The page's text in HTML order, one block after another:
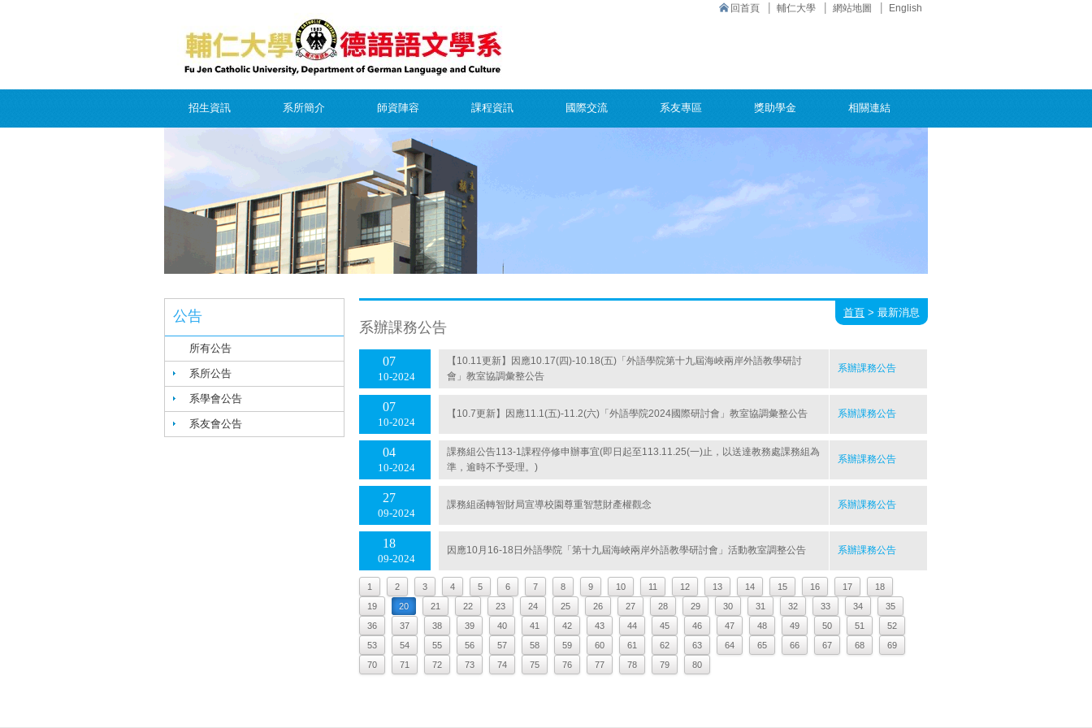
回首頁 輔仁大學 網站地圖 English
招生資訊 系所簡介 師資陣容 課程資訊 國際交流 系友專區 獎助學金 相關連結
公告
所有公告
系所公告
系學會公告
系友會公告
系辦課務公告
首頁 > 最新消息
10 2024
07
【10.11更新】因應10.17(四)-10.18(五)「外語學院第十九屆海峽兩岸外語教學研討
會」教室協調彙整公告
系辦課務公告
10 2024
07 【10.7更新】因應11.1(五)-11.2(六)「外語學院2024國際研討會」教室協調彙整公告 系辦課務公告
10 2024
04
課務組公告113-1課程停修申辦事宜(即日起至113.11.25(一)止，以送達教務處課務組為
準，逾時不予受理。)
系辦課務公告
09 2024
27 課務組函轉智財局宣導校園尊重智慧財產權觀念 系辦課務公告
09 2024
18 因應10月16-18日外語學院「第十九屆海峽兩岸外語教學研討會」活動教室調整公告 系辦課務公告
1 2 3 4 5 6 7 8 9 10 11 12 13 14 15 16 17
18
19
20 21 22 23 24 25 26 27 28 29 30 31 32 33 34
35
36
37 38 39 40 41 42 43 44 45 46 47 48 49 50 51
52
53
54 55 56 57 58 59 60 61 62 63 64 65 66 67 68
69
70
71 72 73 74 75 76 77 78 79 80